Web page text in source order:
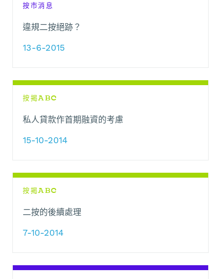
按市消息
違規二按絕跡？
13-6-2015
按揭ABC
私人貸款作首期融資的考慮
15-10-2014
按揭ABC
二按的後續處理
7-10-2014